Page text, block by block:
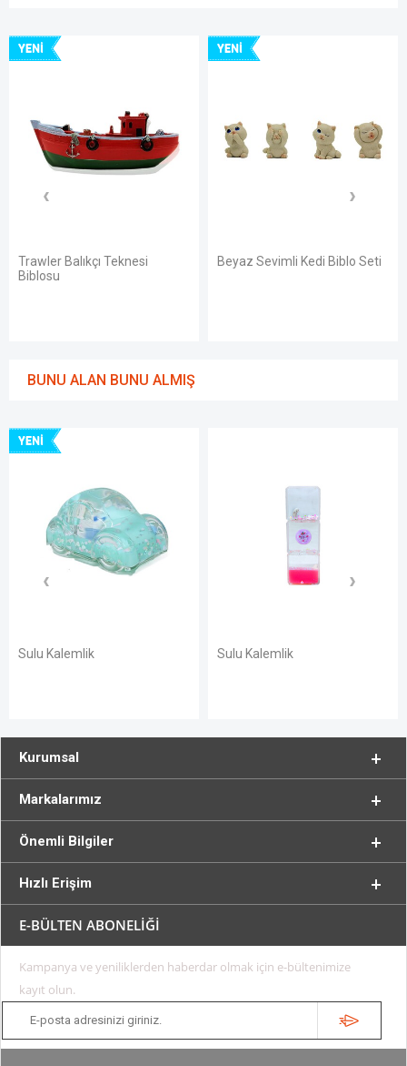
YENI
Trawler Balıkçı Teknesi
Biblosu
YENI
Beyaz Sevimli Kedi Biblo Seti
BUNU ALAN BUNU ALMIŞ
YENI
Sulu Kalemlik Sulu Kalemlik
Kurumsal
Markalarımız
Önemli Bilgiler
Hızlı Erişim
E-BÜLTEN ABONELİĞİ
Kampanya ve yeniliklerden haberdar olmak için e-bültenimize
kayıt olun.